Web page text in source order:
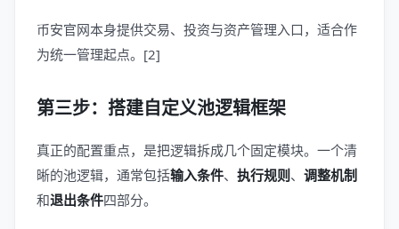
币安官网本身提供交易、投资与资产管理入口，适合作
为统一管理起点。[2]
第三步：搭建自定义池逻辑框架
真正的配置重点，是把逻辑拆成几个固定模块。一个清
晰的池逻辑，通常包括输入条件、 执行规则 、 调整机制
和退出条件四部分。